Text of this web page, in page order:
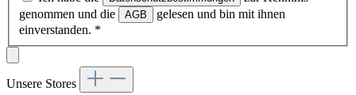
genommen und die
AGB
gelesen und bin mit ihnen
einverstanden. *
Unsere Stores